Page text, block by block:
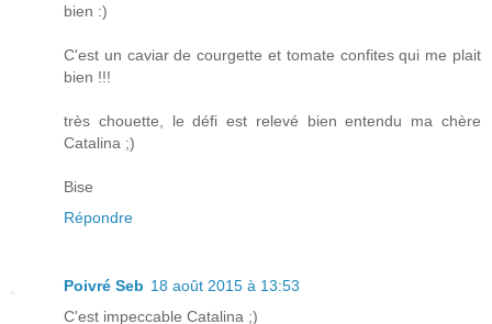
bien :)
C'est un caviar de courgette et tomate confites qui me plait
bien !!!
très chouette, le défi est relevé bien entendu ma chère
Catalina ;)
Bise
Répondre
Poivré Seb 18 août 2015 à 13:53
C'est impeccable Catalina ;)